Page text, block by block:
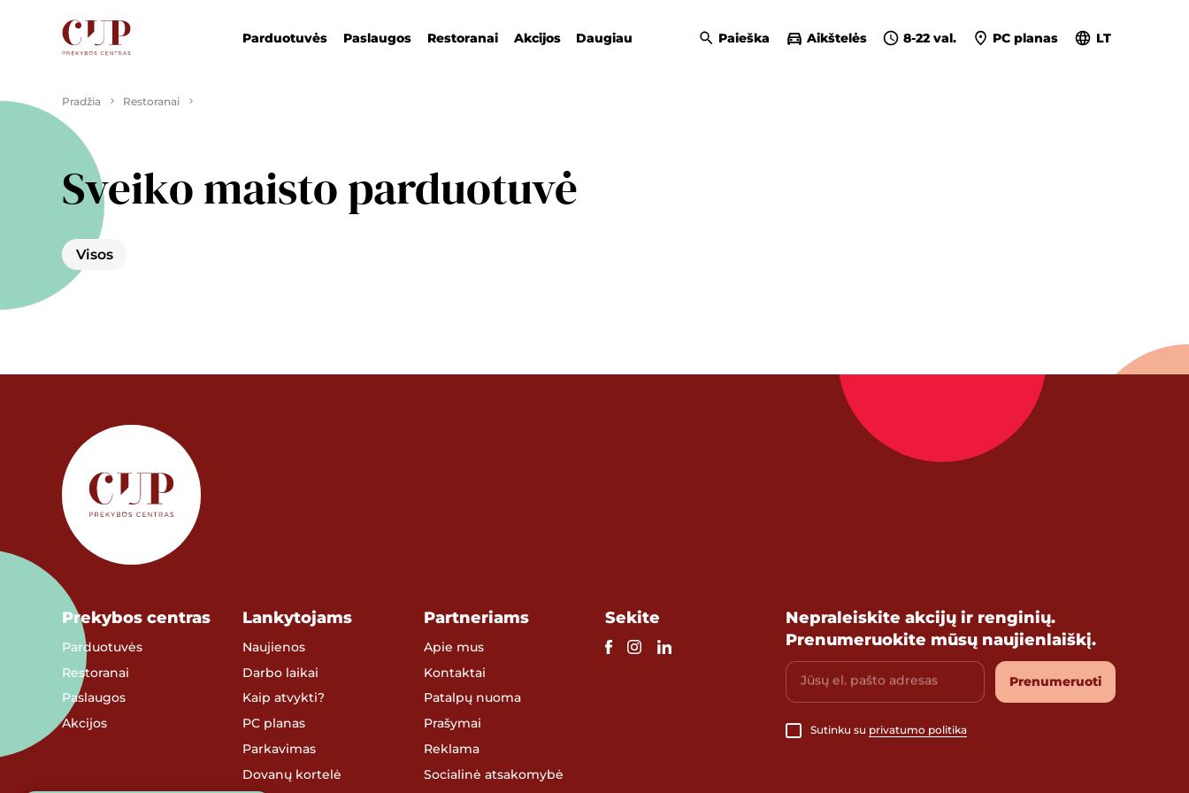
Parduotuvės Paslaugos Restoranai Akcijos Daugiau Paieška Aikštelės 8-22 val. PC planas LT
Pradžia Restoranai
Sveiko maisto parduotuvė
Visos
Prekybos centras
Parduotuvės
Restoranai
Paslaugos
Akcijos
Lankytojams
Naujienos
Darbo laikai
Kaip atvykti?
PC planas
Parkavimas
Dovanų kortelė
Partneriams
Apie mus
Kontaktai
Patalpų nuoma
Prašymai
Reklama
Socialinė atsakomybė
Sekite
Nepraleiskite akcijų ir renginių.
Prenumeruokite mūsų naujienlaiškį.
Jūsų el. pašto adresas
Sutinku su privatumo politika
Prenumeruoti